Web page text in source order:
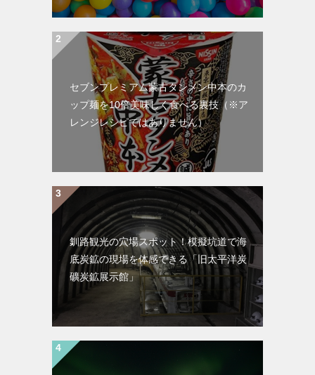
セブンプレミアム蒙古タンメン中本のカ
ップ麺を10倍美味しく食べる裏技（※ア
レンジレシピではありません）
釧路観光の穴場スポット！模擬坑道で海
底炭鉱の現場を体感できる「旧太平洋炭
礦炭鉱展示館」